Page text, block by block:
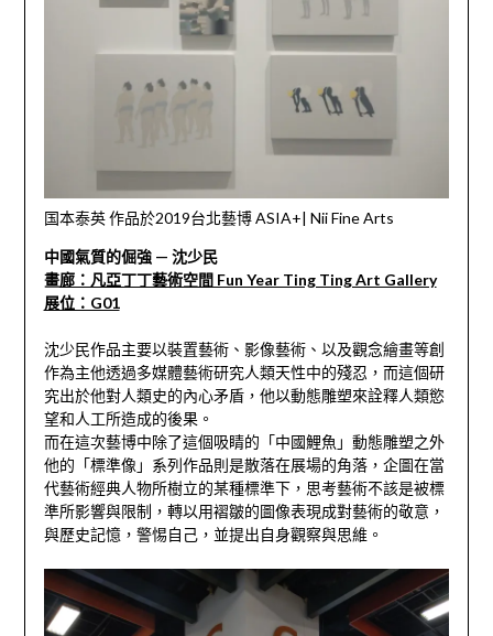
国本泰英 作品於2019台北藝博 ASIA+| Nii Fine Arts
中國氣質的倔強 — 沈少民
畫廊：凡亞丁丁藝術空間 Fun Year Ting Ting Art Gallery
展位：G01
沈少民作品主要以裝置藝術、影像藝術、以及觀念繪畫等創
作為主他透過多媒體藝術研究人類天性中的殘忍，而這個研
究出於他對人類史的內心矛盾，他以動態雕塑來詮釋人類慾
望和人工所造成的後果。
而在這次藝博中除了這個吸睛的「中國鯉魚」動態雕塑之外
他的「標準像」系列作品則是散落在展場的角落，企圖在當
代藝術經典人物所樹立的某種標準下，思考藝術不該是被標
準所影響與限制，轉以用褶皺的圖像表現成對藝術的敬意，
與歷史記憶，警惕自己，並提出自身觀察與思維。